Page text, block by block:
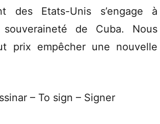
des Etats-Unis s’engage à
de Cuba. Nous
prix empêcher une nouvelle
– To sign – Signer